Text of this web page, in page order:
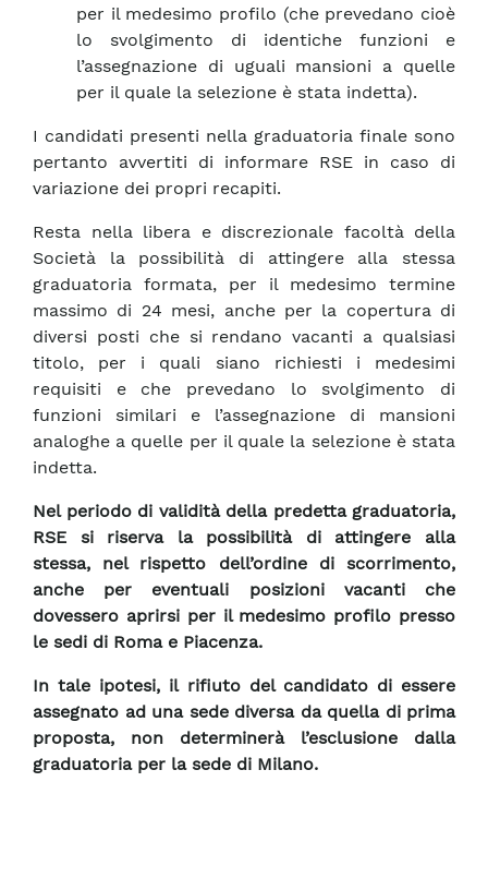
per il medesimo profilo (che prevedano cioè
lo svolgimento di identiche funzioni e
l’assegnazione di uguali mansioni a quelle
per il quale la selezione è stata indetta).
I candidati presenti nella graduatoria finale sono
pertanto avvertiti di informare RSE in caso di
variazione dei propri recapiti.
Resta nella libera e discrezionale facoltà della
Società la possibilità di attingere alla stessa
graduatoria formata, per il medesimo termine
massimo di 24 mesi, anche per la copertura di
diversi posti che si rendano vacanti a qualsiasi
titolo, per i quali siano richiesti i medesimi
requisiti e che prevedano lo svolgimento di
funzioni similari e l’assegnazione di mansioni
analoghe a quelle per il quale la selezione è stata
indetta.
Nel periodo di validità della predetta graduatoria,
RSE si riserva la possibilità di attingere alla
stessa, nel rispetto dell’ordine di scorrimento,
anche per eventuali posizioni vacanti che
dovessero aprirsi per il medesimo profilo presso
le sedi di Roma e Piacenza.
In tale ipotesi, il rifiuto del candidato di essere
assegnato ad una sede diversa da quella di prima
proposta, non determinerà l’esclusione dalla
graduatoria per la sede di Milano.